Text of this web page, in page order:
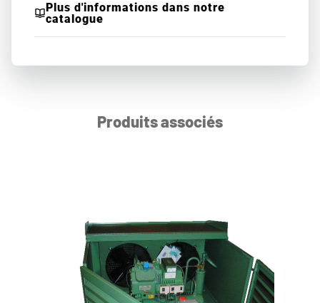
Plus d'informations dans notre
catalogue
Produits associés